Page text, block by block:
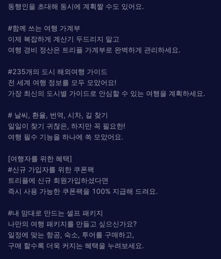
동행인을 초대해 동시에 계획짤 수도 있어요.
#함께 쓰는 여행 가계부
이제 복잡하게 계산기 두드리지 말고
여행 경비 정산은 트리플 가계부로 완벽하게 관리하세요.
#235개의 도시 해외여행 가이드
전 세계 여행 정보를 모두 모았어요!
가장 최신의 도시별 가이드로 안심할 수 있는 여행을 계획하세요.
# 날씨, 환율, 번역, 시차, 길 찾기
일일이 찾기 귀찮은, 하지만 꼭 필요한!
여행 필수 기능을 하나에 쏙 모았어요.
[여행자를 위한 혜택]
#신규 가입자를 위한 쿠폰팩
트리플에 신규 회원가입하셨다면
즉시 사용 가능한 쿠폰팩을 100% 지급해 드려요.
#내 맘대로 만드는 셀프 패키지
나만의 여행 패키지를 만들고 싶으신가요?
일정에 맞는 항공, 숙소, 투어를 구매하고,
구매 할수록 더욱 커지는 혜택을 누려보세요.